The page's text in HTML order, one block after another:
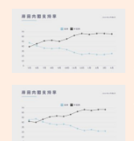
namiten.jp